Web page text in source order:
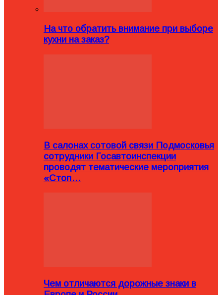
На что обратить внимание при выборе
кухни на заказ?
В салонах сотовой связи Подмосковья
сотрудники Госавтоинспекции
проводят тематические мероприятия
«Стоп…
Чем отличаются дорожные знаки в